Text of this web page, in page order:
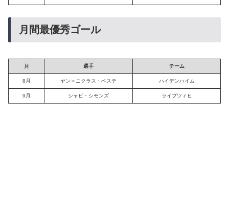
月間最優秀ゴール
月 選手 チーム
8月 ヤン＝ニクラス・ベステ ハイデンハイム
9月 シャビ・シモンズ ライプツィヒ